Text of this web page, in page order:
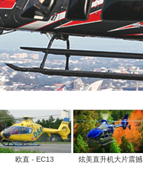
欧直 - EC13 炫美直升机大片震撼